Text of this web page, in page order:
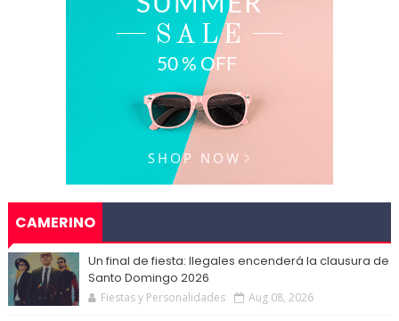
CAMERINO
Un final de fiesta: Ilegales encenderá la clausura de
Santo Domingo 2026
Fiestas y Personalidades Aug 08, 2026